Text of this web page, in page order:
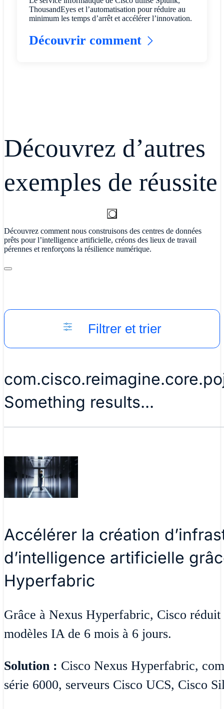
ThousandEyes et l’automatisation pour réduire au
minimum les temps d’arrêt et accélérer l’innovation.
Découvrir comment
Découvrez d’autres
exemples de réussite
Découvrez comment nous construisons des centres de données
prêts pour l’intelligence artificielle, créons des lieux de travail
pérennes et renforçons la résilience numérique.
Filtrer et trier
Something results...
Accélérer la création
d’intelligence artificielle
Hyperfabric
Grâce à Nexus Hyperfabric, Cisco réduit
modèles IA de 6 mois à 6 jours.
Solution : Cisco Nexus Hyperfabric,
série 6000, serveurs Cisco UCS, Cisco